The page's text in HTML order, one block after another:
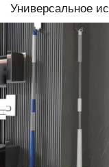
Универсальное